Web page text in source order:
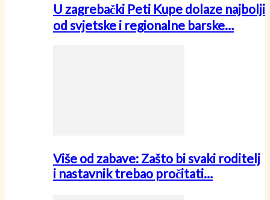
U zagrebački Peti Kupe dolaze najbolji
od svjetske i regionalne barske…
Više od zabave: Zašto bi svaki roditelj
i nastavnik trebao pročitati…